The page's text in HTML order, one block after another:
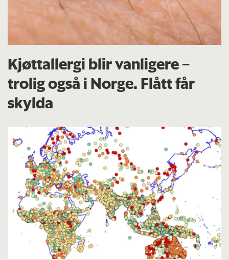
Kjøttallergi blir vanligere –
trolig også i Norge. Flått får
skylda